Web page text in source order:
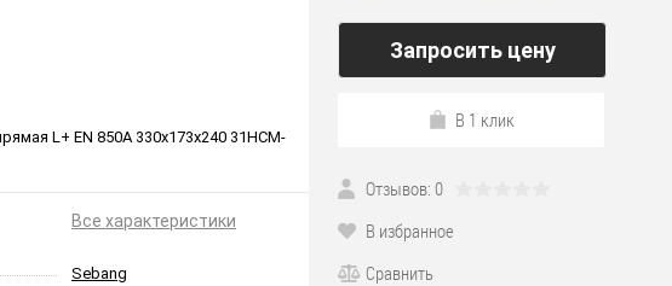
L+ EN 850A 330x173x240 31HCM-
Все характеристики
Sebang
Запросить цену
В 1 клик
Отзывов: 0
В избранное
Сравнить